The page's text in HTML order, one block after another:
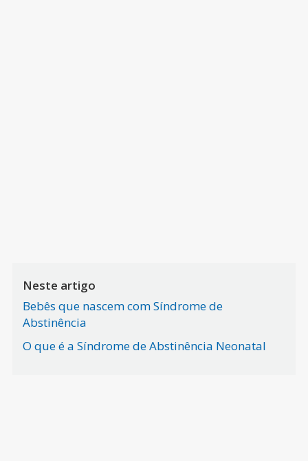
Neste artigo
Bebês que nascem com Síndrome de
Abstinência
O que é a Síndrome de Abstinência Neonatal